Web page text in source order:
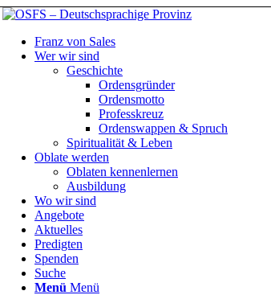
Franz von Sales
Wer wir sind
Geschichte
Ordensgründer
Ordensmotto
Professkreuz
Ordenswappen & Spruch
Spiritualität & Leben
Oblate werden
Oblaten kennenlernen
Ausbildung
Wo wir sind
Angebote
Aktuelles
Predigten
Spenden
Suche
Menü Menü